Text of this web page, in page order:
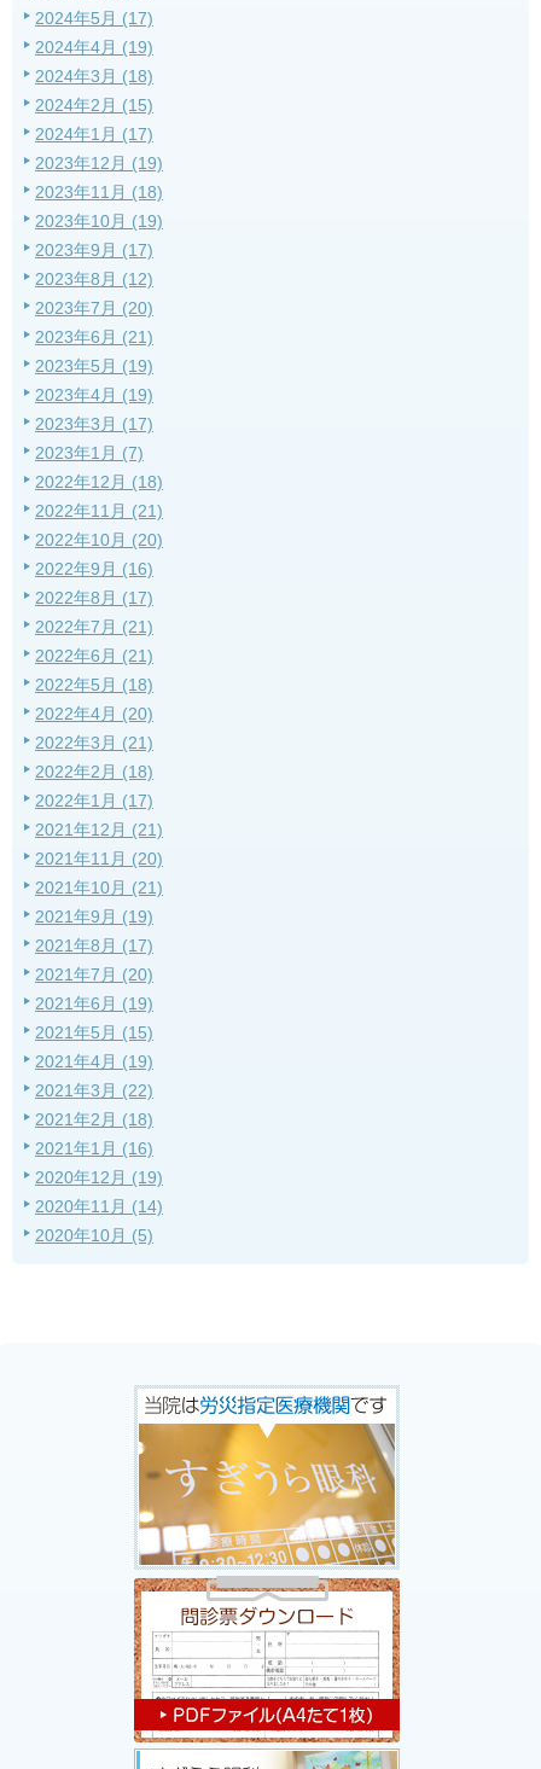
2024年5月 (17)
2024年4月 (19)
2024年3月 (18)
2024年2月 (15)
2024年1月 (17)
2023年12月 (19)
2023年11月 (18)
2023年10月 (19)
2023年9月 (17)
2023年8月 (12)
2023年7月 (20)
2023年6月 (21)
2023年5月 (19)
2023年4月 (19)
2023年3月 (17)
2023年1月 (7)
2022年12月 (18)
2022年11月 (21)
2022年10月 (20)
2022年9月 (16)
2022年8月 (17)
2022年7月 (21)
2022年6月 (21)
2022年5月 (18)
2022年4月 (20)
2022年3月 (21)
2022年2月 (18)
2022年1月 (17)
2021年12月 (21)
2021年11月 (20)
2021年10月 (21)
2021年9月 (19)
2021年8月 (17)
2021年7月 (20)
2021年6月 (19)
2021年5月 (15)
2021年4月 (19)
2021年3月 (22)
2021年2月 (18)
2021年1月 (16)
2020年12月 (19)
2020年11月 (14)
2020年10月 (5)